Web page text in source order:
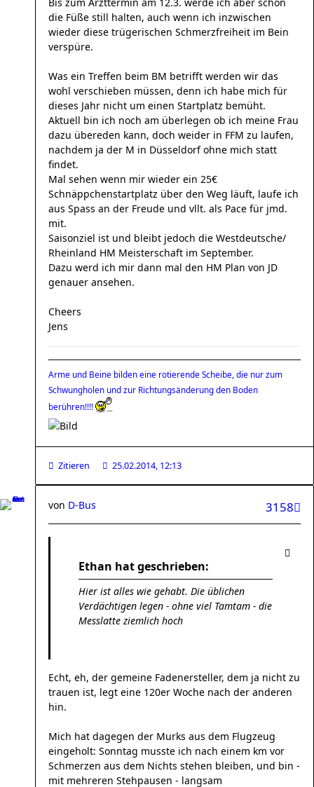
die Füße still halten, auch wenn ich inzwischen
wieder diese trügerischen Schmerzfreiheit im Bein
verspüre.
Was ein Treffen beim BM betrifft werden wir das
wohl verschieben müssen, denn ich habe mich für
dieses Jahr nicht um einen Startplatz bemüht.
Aktuell bin ich noch am überlegen ob ich meine Frau
dazu übereden kann, doch weider in FFM zu laufen,
nachdem ja der M in Düsseldorf ohne mich statt
findet.
Mal sehen wenn mir wieder ein 25€
Schnäppchenstartplatz über den Weg läuft, laufe ich
aus Spass an der Freude und vllt. als Pace für jmd.
mit.
Saisonziel ist und bleibt jedoch die Westdeutsche/
Rheinland HM Meisterschaft im September.
Dazu werd ich mir dann mal den HM Plan von JD
genauer ansehen.
Cheers
Jens
Arme und Beine bilden eine rotierende Scheibe, die nur zum
Schwungholen und zur Richtungsänderung den Boden
berühren!!!!
Zitieren 25.02.2014, 12:13
3158
von D-Bus
Ethan hat geschrieben:
Hier ist alles wie gehabt. Die üblichen
Verdächtigen legen - ohne viel Tamtam - die
Messlatte ziemlich hoch
Echt, eh, der gemeine Fadenersteller, dem ja nicht zu
trauen ist, legt eine 120er Woche nach der anderen
hin.
Mich hat dagegen der Murks aus dem Flugzeug
eingeholt: Sonntag musste ich nach einem km vor
Schmerzen aus dem Nichts stehen bleiben, und bin -
mit mehreren Stehpausen - langsam